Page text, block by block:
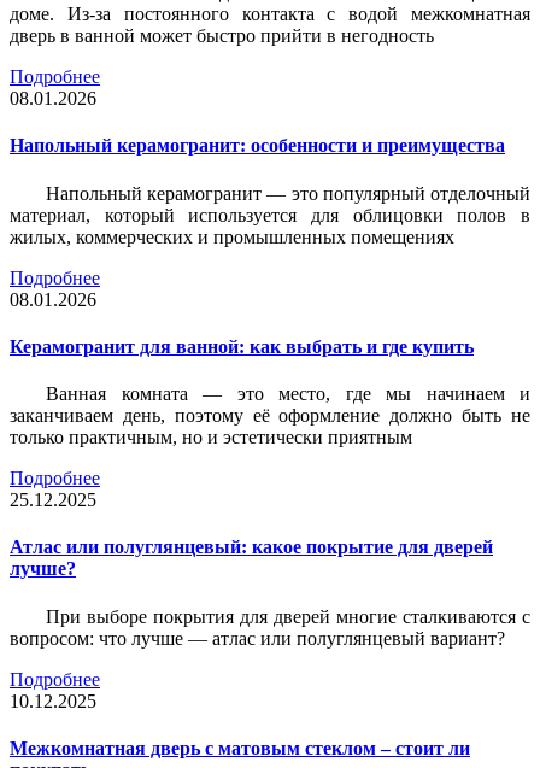
доме. Из-за постоянного контакта с водой межкомнатная
дверь в ванной может быстро прийти в негодность
Подробнее
08.01.2026
Напольный керамогранит: особенности и преимущества
Напольный керамогранит — это популярный отделочный
материал, который используется для облицовки полов в
жилых, коммерческих и промышленных помещениях
Подробнее
08.01.2026
Керамогранит для ванной: как выбрать и где купить
Ванная комната — это место, где мы начинаем и
заканчиваем день, поэтому её оформление должно быть не
только практичным, но и эстетически приятным
Подробнее
25.12.2025
Атлас или полуглянцевый: какое покрытие для дверей
лучше?
При выборе покрытия для дверей многие сталкиваются с
вопросом: что лучше — атлас или полуглянцевый вариант?
Подробнее
10.12.2025
Межкомнатная дверь с матовым стеклом – стоит ли